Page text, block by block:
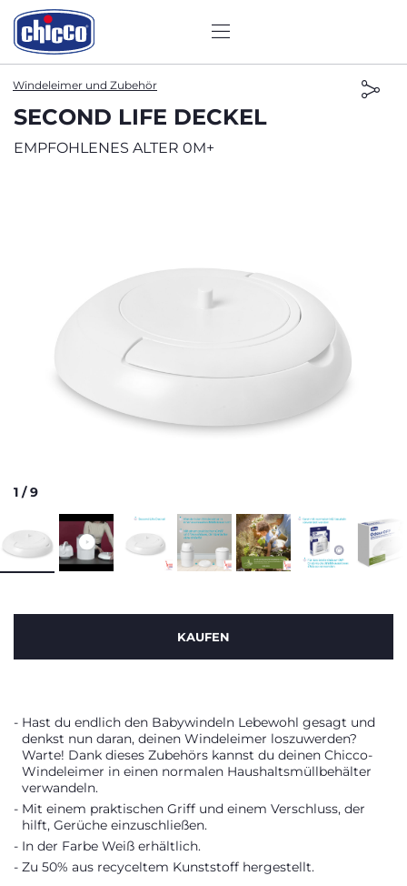
Windeleimer und Zubehör
SECOND LIFE DECKEL
EMPFOHLENES ALTER 0M+
1 /9
KAUFEN
Hast du endlich den Babywindeln Lebewohl gesagt und
denkst nun daran, deinen Windeleimer loszuwerden?
Warte! Dank dieses Zubehörs kannst du deinen Chicco-
Windeleimer in einen normalen Haushaltsmüllbehälter
verwandeln.
Mit einem praktischen Griff und einem Verschluss, der
hilft, Gerüche einzuschließen.
In der Farbe Weiß erhältlich.
Zu 50% aus recyceltem Kunststoff hergestellt.